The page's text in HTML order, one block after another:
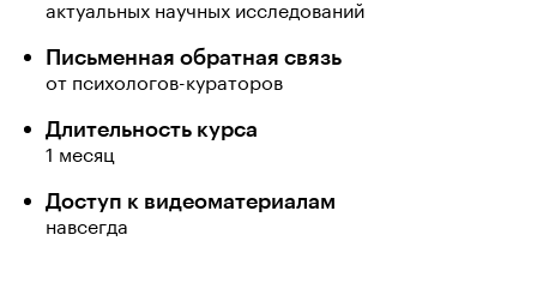
актуальных научных исследований
Письменная обратная связь
от психологов-кураторов
Длительность курса
1 месяц
Доступ к видеоматериалам
навсегда